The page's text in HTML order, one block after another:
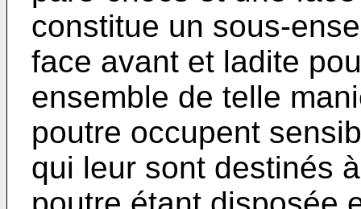
constitue un sous-
face avant et ladite
ensemble de telle
poutre occupent
qui leur sont destinés